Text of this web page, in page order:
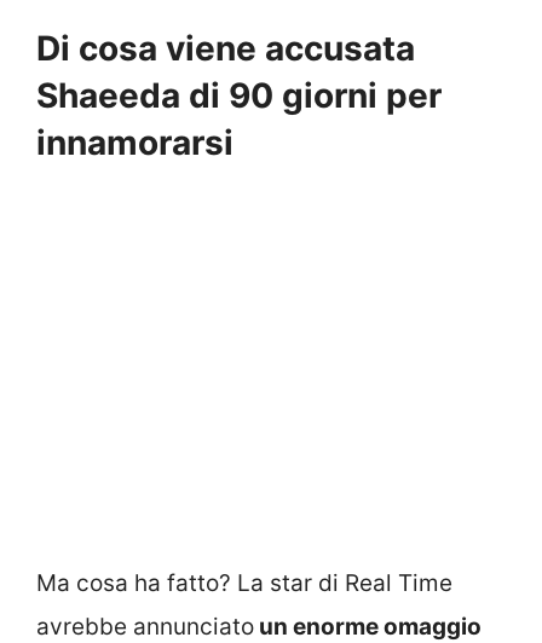
Di cosa viene accusata
Shaeeda di 90 giorni per
innamorarsi
Ma cosa ha fatto? La star di Real Time
avrebbe annunciato un enorme omaggio